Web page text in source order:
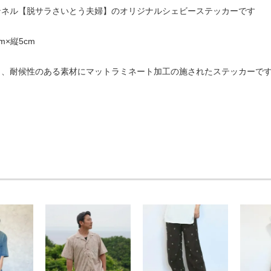
ル【脱サラさいとう夫婦】のオリジナルシェビーステッカーです
縦5cm
耐候性のある素材にマットラミネート加工の施されたステッカーで